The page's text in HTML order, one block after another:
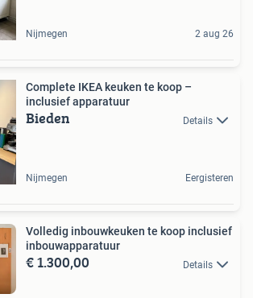
Nijmegen 2 aug 26
Complete IKEA keuken te koop –
inclusief apparatuur
Bieden Details
Nijmegen Eergisteren
Volledig inbouwkeuken te koop inclusief
inbouwapparatuur
€ 1.300,00 Details